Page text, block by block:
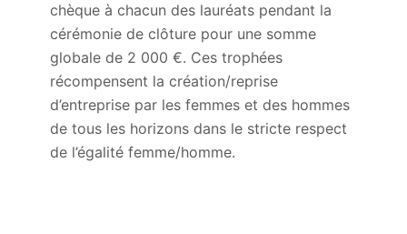
chèque à chacun des lauréats pendant la
cérémonie de clôture pour une somme
globale de 2 000 €. Ces trophées
récompensent la création/reprise
d’entreprise par les femmes et des hommes
de tous les horizons dans le stricte respect
de l’égalité femme/homme.